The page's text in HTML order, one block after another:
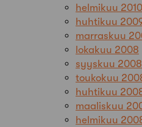
helmikuu 2010
huhtikuu
marraskuu
lokakuu 2008
syyskuu 2008
toukokuu
huhtikuu
maaliskuu
helmikuu